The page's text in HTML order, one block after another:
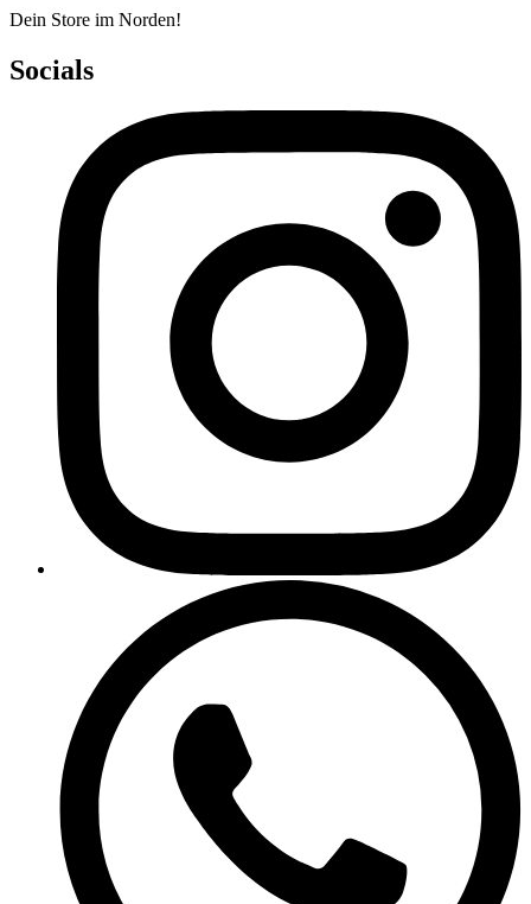
Dein Store im Norden!
Socials